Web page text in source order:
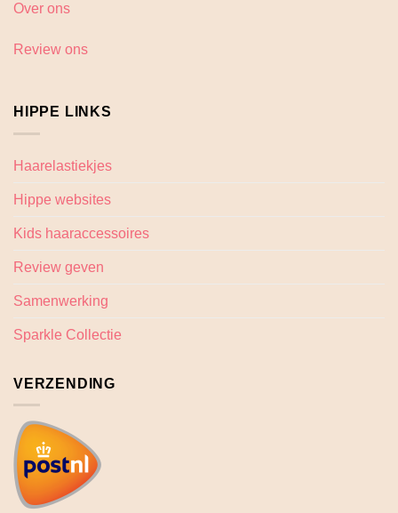
Over ons
Review ons
HIPPE LINKS
Haarelastiekjes
Hippe websites
Kids haaraccessoires
Review geven
Samenwerking
Sparkle Collectie
VERZENDING